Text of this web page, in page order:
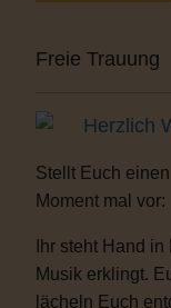
Freie Trauung
Herzlich
Stellt Euch einen
Moment mal vor:
Ihr steht Hand
Musik erklingt.
lächeln Euch